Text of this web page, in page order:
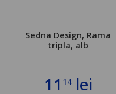
Sedna Design, Rama
tripla, alb
11 14lei